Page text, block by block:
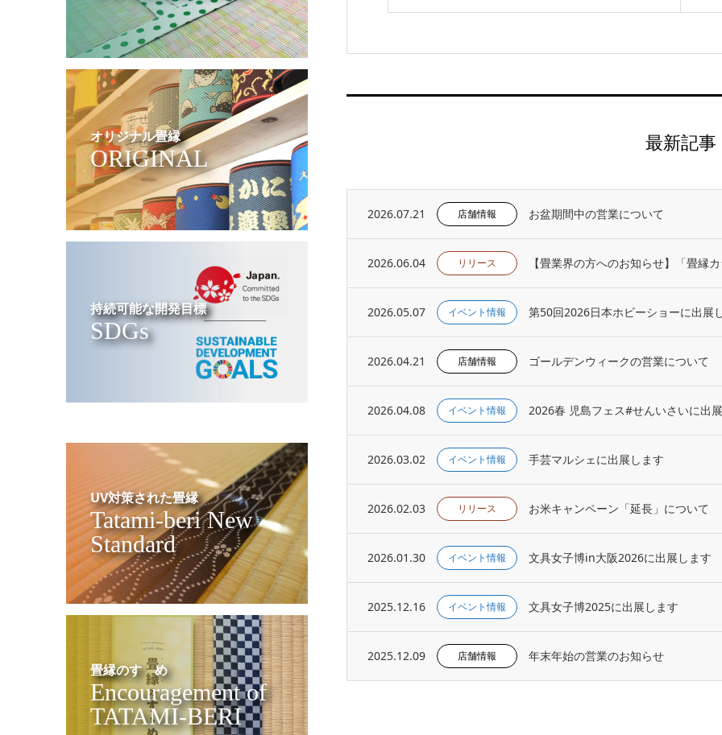
最新記事
2026.07.21 店舗情報 お盆期間中の営業について
2026.06.04 リリース 【畳業界の方へのお知らせ】「畳縁
2026.05.07 イベント情報 第50回2026日本ホビーショーに出展
2026.04.21 店舗情報 ゴールデンウィークの営業について
2026.04.08 イベント情報 2026春 児島フェス#せんいさいに出
2026.03.02 イベント情報 手芸マルシェに出展します
2026.02.03 リリース お米キャンペーン「延長」について
2026.01.30 イベント情報 文具女子博in大阪2026に出展します
2025.12.16 イベント情報 文具女子博2025に出展します
2025.12.09 店舗情報 年末年始の営業のお知らせ
オリジナル畳縁
ORIGINAL
持続可能な開発目標
SDGs
UV対策された畳縁
Tatami-beri New
Standard
畳縁のすゝめ
Encouragement of
TATAMI-BERI